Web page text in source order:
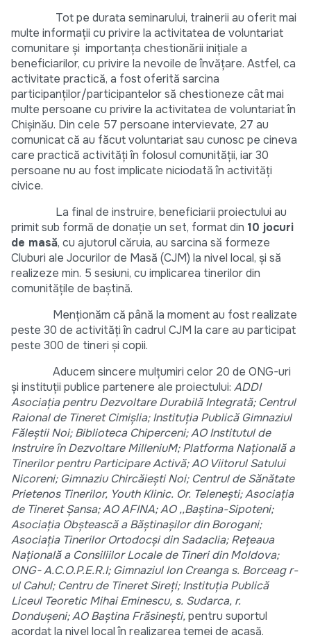
Tot pe durata seminarului, trainerii au oferit mai
multe informații cu privire la activitatea de voluntariat
comunitare și importanța chestionării inițiale a
beneficiarilor, cu privire la nevoile de învățare. Astfel, ca
activitate practică, a fost oferită sarcina
participanților/participantelor să chestioneze cât mai
multe persoane cu privire la activitatea de voluntariat în
Chișinău. Din cele 57 persoane intervievate, 27 au
comunicat că au făcut voluntariat sau cunosc pe cineva
care practică activități în folosul comunității, iar 30
persoane nu au fost implicate niciodată în activități
civice.
La final de instruire, beneficiarii proiectului au
primit sub formă de donație un set, format din 10 jocuri
de masă, cu ajutorul căruia, au sarcina să formeze
Cluburi ale Jocurilor de Masă (CJM) la nivel local, și să
realizeze min. 5 sesiuni, cu implicarea tinerilor din
comunitățile de baștină.
Menționăm că până la moment au fost realizate
peste 30 de activități în cadrul CJM la care au participat
peste 300 de tineri și copii.
Aducem sincere mulțumiri celor 20 de ONG-uri
și instituții publice partenere ale proiectului: ADDI
Asociația pentru Dezvoltare Durabilă Integrată; Centrul
Raional de Tineret Cimișlia; Instituția Publică Gimnaziul
Făleștii Noi; Biblioteca Chiperceni; AO Institutul de
Instruire în Dezvoltare MilleniuM; Platforma Națională a
Tinerilor pentru Participare Activă; AO Viitorul Satului
Nicoreni; Gimnaziu Chircăiești Noi; Centrul de Sănătate
Prietenos Tinerilor, Youth Klinic. Or. Telenești; Asociația
de Tineret Șansa; AO AFINA; AO ,,Baștina-Sipoteni;
Asociația Obștească a Băștinașilor din Borogani;
Asociația Tinerilor Ortodocși din Sadaclia; Rețeaua
Națională a Consiliilor Locale de Tineri din Moldova;
ONG- A.C.O.P.E.R.I; Gimnaziul Ion Creanga s. Borceag r-
ul Cahul; Centru de Tineret Sireți; Instituția Publică
Liceul Teoretic Mihai Eminescu, s. Sudarca, r.
Dondușeni; AO Baștina Frăsinești,pentru suportul
acordat la nivel local în realizarea temei de acasă.